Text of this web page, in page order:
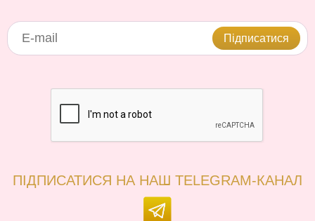
Підписатися
ПІДПИСАТИСЯ НА НАШ TELEGRAM-КАНАЛ